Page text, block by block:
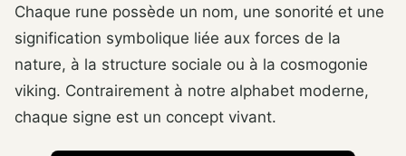
Chaque rune possède un nom, une sonorité et une
signification symbolique liée aux forces de la
nature, à la structure sociale ou à la cosmogonie
viking. Contrairement à notre alphabet moderne,
chaque signe est un concept vivant.